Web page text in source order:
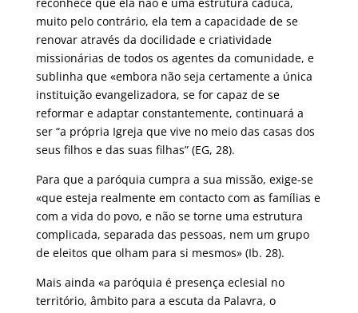
muito pelo contrário, ela tem a capacidade de se
renovar através da docilidade e criatividade
missionárias de todos os agentes da comunidade, e
sublinha que «embora não seja certamente a única
instituição evangelizadora, se for capaz de se
reformar e adaptar constantemente, continuará a
ser “a própria Igreja que vive no meio das casas dos
seus filhos e das suas filhas” (EG, 28).
Para que a paróquia cumpra a sua missão, exige-se
«que esteja realmente em contacto com as famílias e
com a vida do povo, e não se torne uma estrutura
complicada, separada das pessoas, nem um grupo
de eleitos que olham para si mesmos» (Ib. 28).
Mais ainda «a paróquia é presença eclesial no
território, âmbito para a escuta da Palavra, o